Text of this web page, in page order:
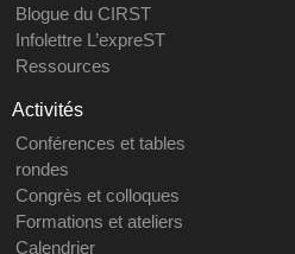
Blogue du CIRST
Infolettre L’expreST
Ressources
Activités
Conférences et tables
rondes
Congrès et colloques
Formations et ateliers
Calendrier